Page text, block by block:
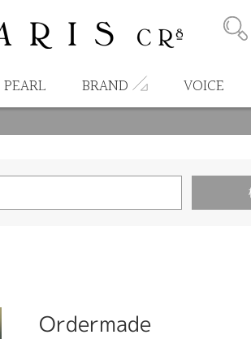
PEARL BRAND VOICE
Ordermade